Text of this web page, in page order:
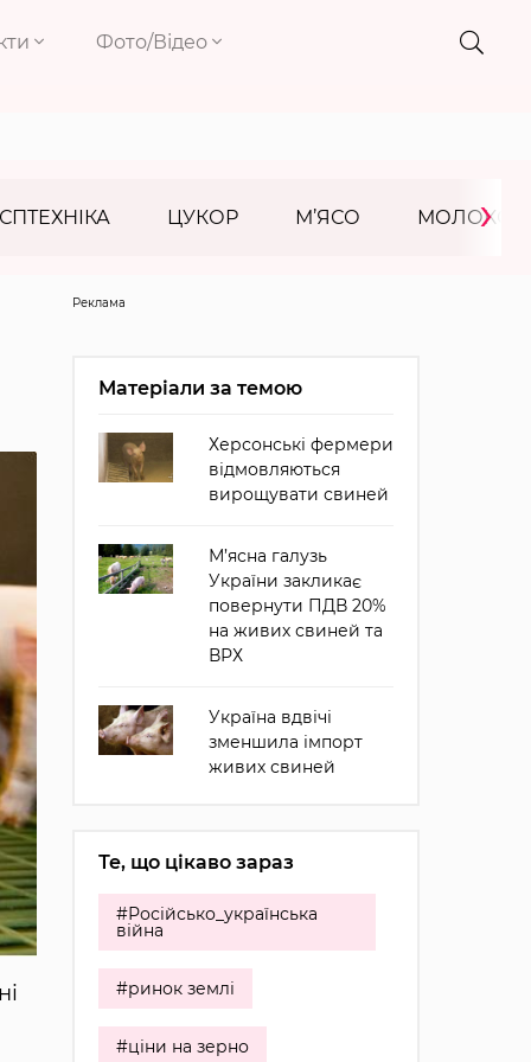
Фото/Відео
ЦУКОР М’ЯСО МОЛОКО
›
Реклама
Матеріали за темою
Херсонські фермери
відмовляються
вирощувати свиней
М’ясна галузь
України закликає
повернути ПДВ 20%
на живих свиней та
ВРХ
Україна вдвічі
зменшила імпорт
живих свиней
Те, що цікаво зараз
#Російсько_українська
війна
#ринок землі
#ціни на зерно